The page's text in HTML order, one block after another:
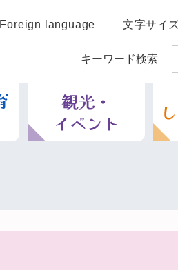
Foreign language 文字サイ
キーワード検索